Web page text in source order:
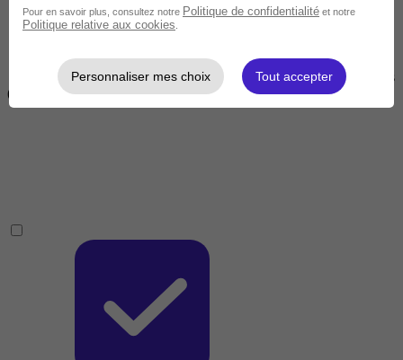
2 jours à 2 semaines
(14h à 70h)
Pour en savoir plus, consultez notre Politique de confidentialité et notre
Politique relative aux cookies
Personnaliser mes choix Tout accepter